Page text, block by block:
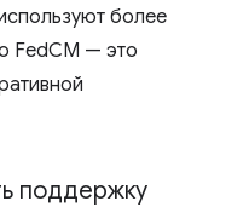
более
FedCM — это
поддержку